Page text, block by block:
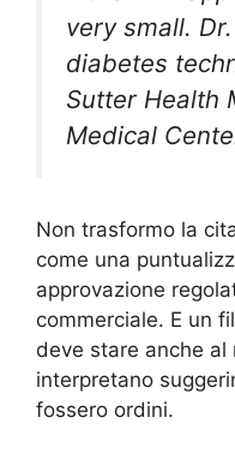
very small.
diabetes
Sutter Health
Medical
Non trasformo la
come una
approvazione
commerciale. E un
deve stare anche al
interpretano
fossero ordini.